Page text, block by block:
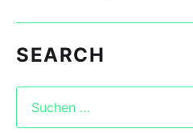
SEARCH